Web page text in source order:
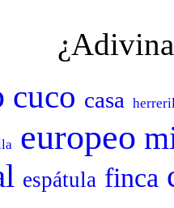
cuco casa
europeo
espátula finca